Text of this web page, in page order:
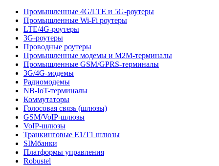
Промышленные 4G/LTE и 5G-роутеры
Промышленные Wi-Fi роутеры
LTE/4G-роутеры
3G-роутеры
Проводные роутеры
Промышленные модемы и M2M-терминалы
Промышленные GSM/GPRS-терминалы
3G/4G-модемы
Радиомодемы
NB-IoT-терминалы
Коммутаторы
Голосовая связь (шлюзы)
GSM/VoIP-шлюзы
VoIP-шлюзы
Транкинговые E1/T1 шлюзы
SIMбанки
Платформы управления
Robustel